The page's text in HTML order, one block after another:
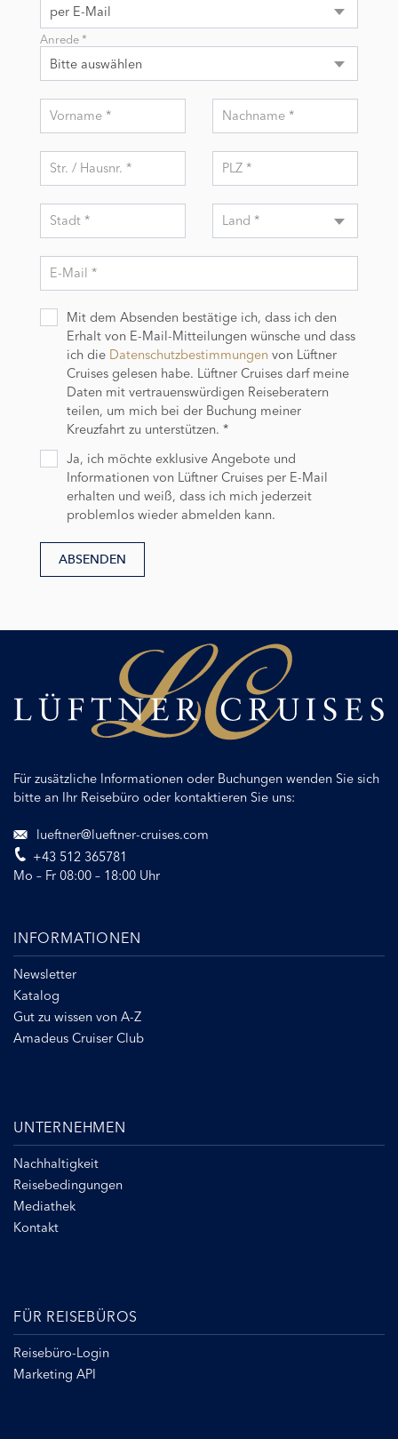
per E-Mail
Bitte auswählen
Anrede *
Vorname * Nachname *
Str. / Hausnr. * PLZ *
Stadt * Land *
E-Mail *
Mit dem Absenden bestätige ich, dass ich den
Erhalt von E-Mail-Mitteilungen wünsche und dass
ich die Datenschutzbestimmungen von Lüftner
Cruises gelesen habe. Lüftner Cruises darf meine
Daten mit vertrauenswürdigen Reiseberatern
teilen, um mich bei der Buchung meiner
Kreuzfahrt zu unterstützen. *
Ja, ich möchte exklusive Angebote und
Informationen von Lüftner Cruises per E-Mail
erhalten und weiß, dass ich mich jederzeit
problemlos wieder abmelden kann.
ABSENDEN
Für zusätzliche Informationen oder Buchungen wenden Sie sich
bitte an Ihr Reisebüro oder kontaktieren Sie uns:
lueftner@lueftner-cruises.com
+43 512 365781
Mo – Fr 08:00 – 18:00 Uhr
INFORMATIONEN
Newsletter
Katalog
Gut zu wissen von A-Z
Amadeus Cruiser Club
UNTERNEHMEN
Nachhaltigkeit
Reisebedingungen
Mediathek
Kontakt
FÜR REISEBÜROS
Reisebüro-Login
Marketing API